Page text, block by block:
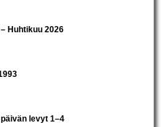
Huhtikuu 2026
päivän levyt 1–4